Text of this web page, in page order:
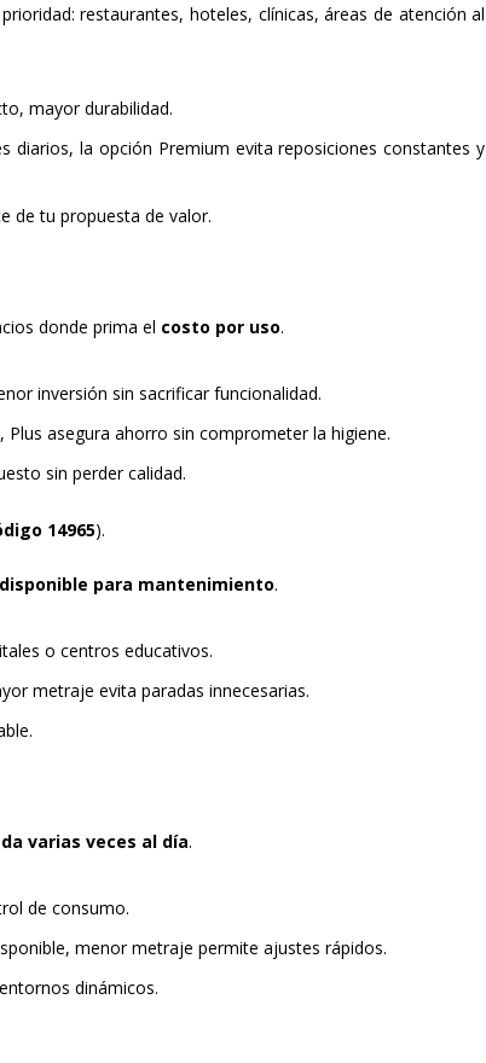
restaurantes, hoteles, clínicas, áreas de atención al
mayor durabilidad.
diarios, la opción Premium evita reposiciones constantes y
de tu propuesta de valor.
donde prima el costo por uso.
inversión sin sacrificar funcionalidad.
asegura ahorro sin comprometer la higiene.
sin perder calidad.
14965).
para mantenimiento.
o centros educativos.
metraje evita paradas innecesarias.
varias veces al día.
de consumo.
menor metraje permite ajustes rápidos.
dinámicos.